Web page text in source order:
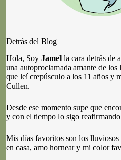
Detrás del Blog
Hola, Soy Jamel la cara detrás de
una autoproclamada amante de
que leí crepúsculo a los 11 años y
Cullen.
Desde ese momento supe que
y con el tiempo lo sigo
Mis días favoritos son los lluviosos
en casa, amo hornear y mi color